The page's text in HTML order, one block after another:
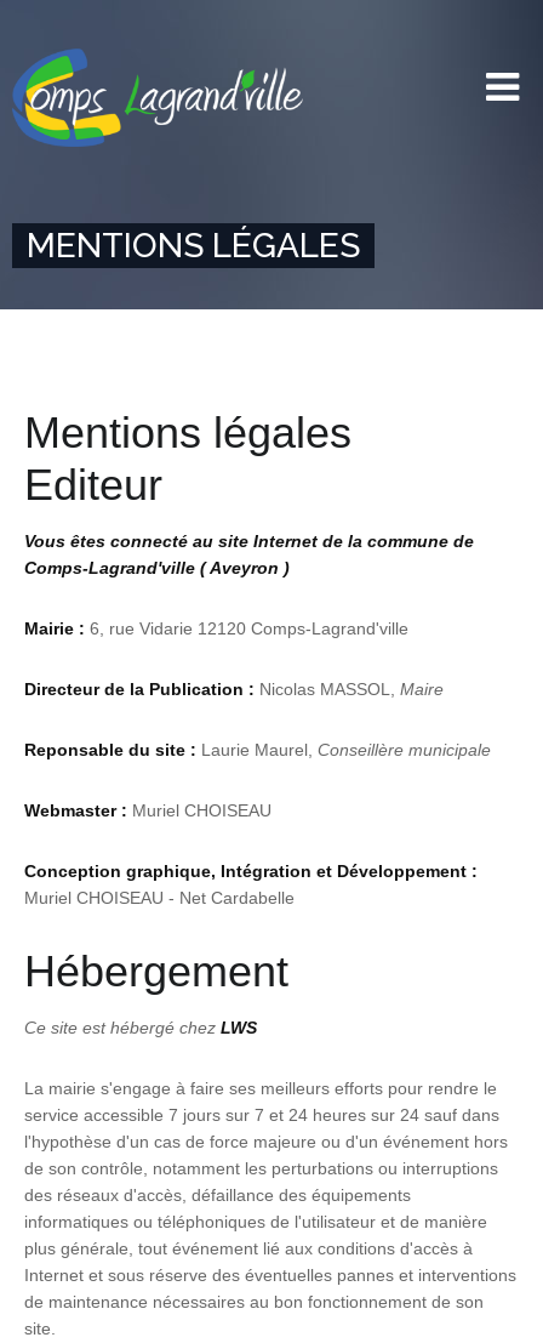
MENTIONS LÉGALES
Mentions légales
Editeur
Vous êtes connecté au site Internet de la commune de
Comps-Lagrand'ville ( Aveyron )
Mairie : 6, rue Vidarie 12120 Comps-Lagrand'ville
Directeur de la Publication : Nicolas MASSOL, Maire
Reponsable du site : Laurie Maurel, Conseillère municipale
Webmaster : Muriel CHOISEAU
Conception graphique, Intégration et Développement :
Muriel CHOISEAU - Net Cardabelle
Hébergement
Ce site est hébergé chez LWS
La mairie s'engage à faire ses meilleurs efforts pour rendre le
service accessible 7 jours sur 7 et 24 heures sur 24 sauf dans
l'hypothèse d'un cas de force majeure ou d'un événement hors
de son contrôle, notamment les perturbations ou interruptions
des réseaux d'accès, défaillance des équipements
informatiques ou téléphoniques de l'utilisateur et de manière
plus générale, tout événement lié aux conditions d'accès à
Internet et sous réserve des éventuelles pannes et interventions
de maintenance nécessaires au bon fonctionnement de son
site.